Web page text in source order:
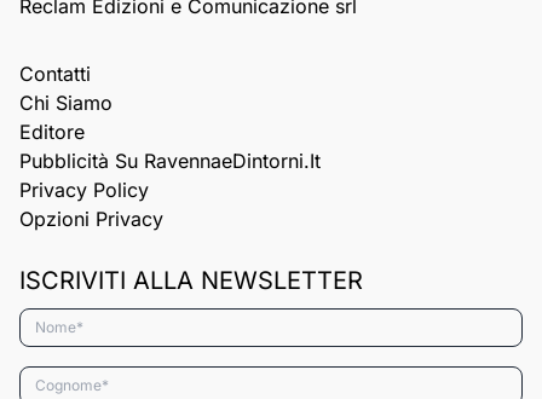
Reclam Edizioni e Comunicazione srl
Contatti
Chi Siamo
Editore
Pubblicità Su RavennaeDintorni.it
Privacy Policy
Opzioni Privacy
ISCRIVITI ALLA NEWSLETTER
Nome*
Cognome*